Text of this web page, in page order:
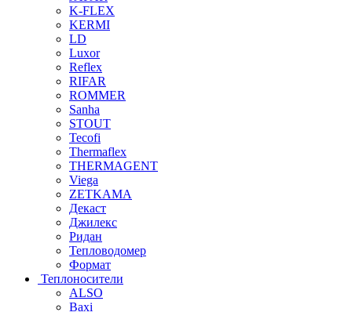
K-FLEX
KERMI
LD
Luxor
Reflex
RIFAR
ROMMER
Sanha
STOUT
Tecofi
Thermaflex
THERMAGENT
Viega
ZETKAMA
Декаст
Джилекс
Ридан
Тепловодомер
Формат
Теплоносители
ALSO
Baxi